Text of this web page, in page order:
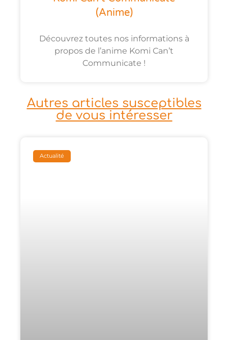
(anime)
Découvrez toutes nos informations à
propos de l’anime Komi Can’t
Communicate !
Autres articles susceptibles
de vous intéresser
Actualité